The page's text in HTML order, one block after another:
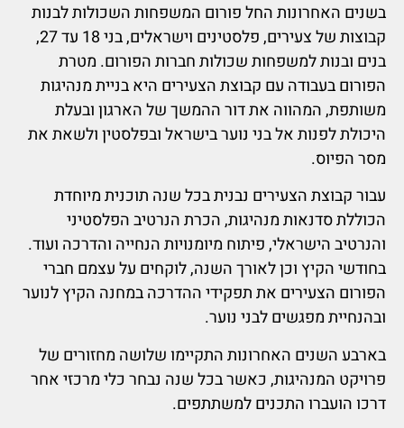
בשנים האחרונות החל פורום המשפחות השכולות לבנות
קבוצות של צעירים, פלסטינים וישראלים, בני 18 עד 27,
בנים ובנות למשפחות שכולות חברות הפורום. מטרת
הפורום בעבודה עם קבוצת הצעירים היא בניית מנהיגות
משותפת, המהווה את דור ההמשך של הארגון ובעלת
היכולת לפנות אל בני נוער בישראל ובפלסטין ולשאת את
מסר הפיוס.
עבור קבוצת הצעירים נבנית בכל שנה תוכנית מיוחדת
הכוללת סדנאות מנהיגות, הכרת הנרטיב הפלסטיני
והנרטיב הישראלי, פיתוח מיומנויות הנחייה והדרכה ועוד.
בחודשי הקיץ וכן לאורך השנה, לוקחים על עצמם חברי
הפורום הצעירים את תפקידי ההדרכה במחנה הקיץ לנוער
ובהנחיית מפגשים לבני נוער.
בארבע השנים האחרונות התקיימו שלושה מחזורים של
פרויקט המנהיגות, כאשר בכל שנה נבחר כלי מרכזי אחר
דרכו הועברו התכנים למשתתפים.